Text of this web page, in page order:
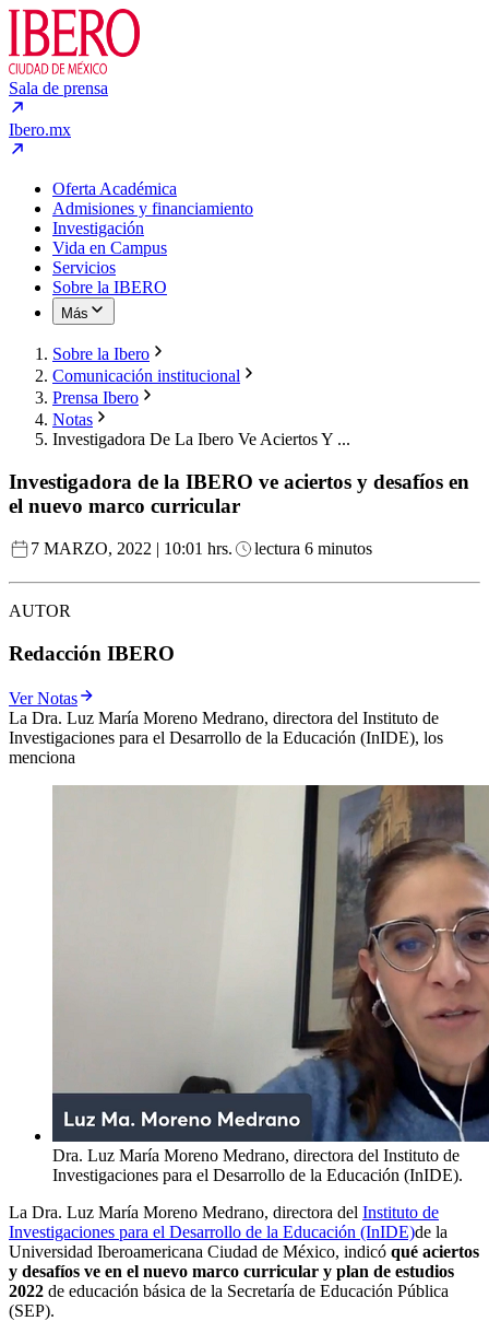
Sala de prensa
Ibero.mx
Oferta Académica
Admisiones y financiamiento
Investigación
Vida en Campus
Servicios
Sobre la IBERO
Más
Sobre la Ibero
Comunicación institucional
Prensa Ibero
Notas
Investigadora De La Ibero Ve Aciertos Y ...
Investigadora de la IBERO ve aciertos y desafíos en
el nuevo marco curricular
7 MARZO, 2022 | 10:01 hrs. lectura 6 minutos
AUTOR
Redacción IBERO
Ver Notas
La Dra. Luz María Moreno Medrano, directora del Instituto de
Investigaciones para el Desarrollo de la Educación (InIDE), los
menciona
Dra. Luz María Moreno Medrano, directora del Instituto de
Investigaciones para el Desarrollo de la Educación (InIDE).
La Dra. Luz María Moreno Medrano, directora del Instituto de
Investigaciones para el Desarrollo de la Educación (InIDE)de la
Universidad Iberoamericana Ciudad de México, indicó qué aciertos
y desafíos ve en el nuevo marco curricular y plan de estudios
2022 de educación básica de la Secretaría de Educación Pública
(SEP).